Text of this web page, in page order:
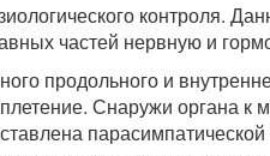
контроля.
частей нервную и
продольного и
Снаружи органа
парасимпатической